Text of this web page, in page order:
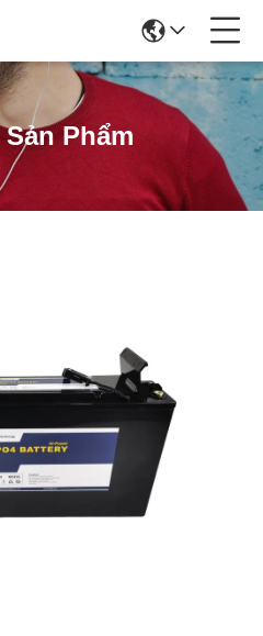
Phẩm